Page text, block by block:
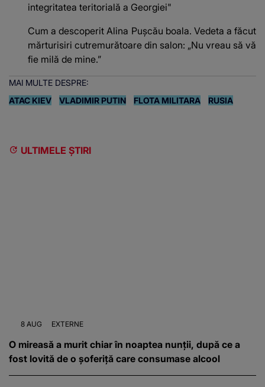
integritatea teritorială a Georgiei"
Cum a descoperit Alina Pușcău boala. Vedeta a făcut
mărturisiri cutremurătoare din salon: „Nu vreau să vă
fie milă de mine.”
MAI MULTE DESPRE:
ATAC KIEV
VLADIMIR PUTIN FLOTA MILITARA RUSIA
ULTIMELE ȘTIRI
8 AUG EXTERNE
O mireasă a murit chiar în noaptea nunții, după ce a
fost lovită de o șoferiță care consumase alcool